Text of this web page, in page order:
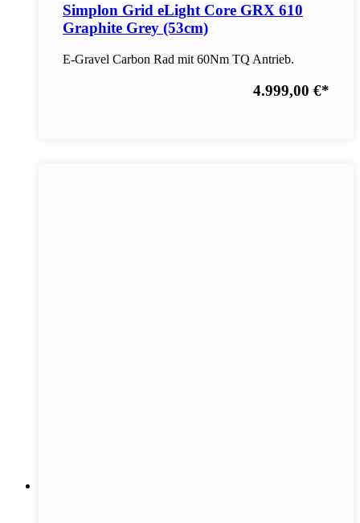
Simplon Grid eLight Core GRX 610
Graphite Grey (53cm)
E-Gravel Carbon Rad mit 60Nm TQ Antrieb.
4.999,00 €*